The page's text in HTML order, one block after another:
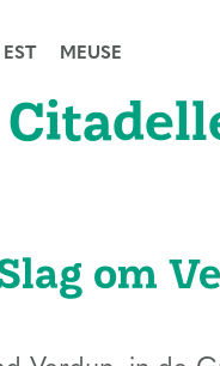
MEUSE
om